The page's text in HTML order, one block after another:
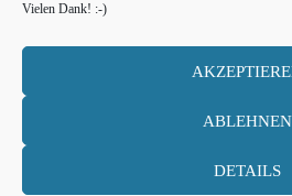
Vielen Dank! :-)
ABLEHNEN
DETAILS